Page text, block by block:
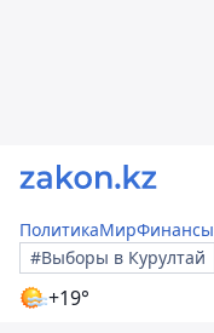
ПолитикаМирФинансы
#Выборы в Курултай
+19°